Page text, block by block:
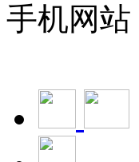
手机网站